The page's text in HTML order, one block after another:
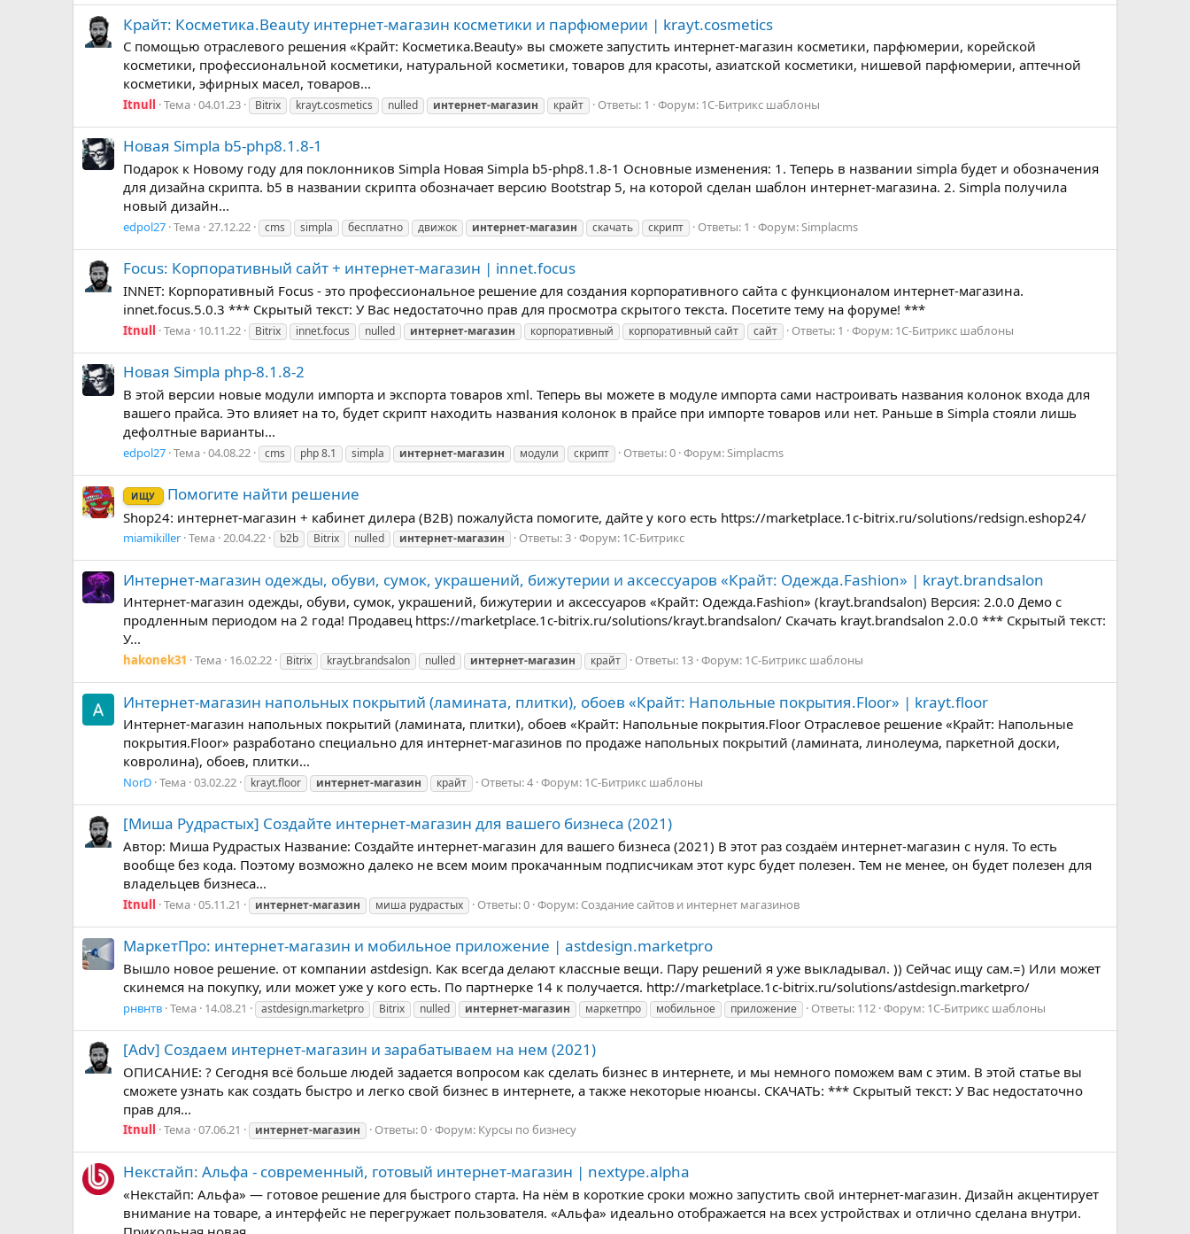
Крайт: Косметика.Beauty интернет-магазин косметики и парфюмерии | krayt.cosmetics
С помощью отраслевого решения «Крайт: Косметика.Beauty» вы сможете запустить интернет-магазин косметики, парфюмерии, корейской
косметики, профессиональной косметики, натуральной косметики, товаров для красоты, азиатской косметики, нишевой парфюмерии, аптечной
косметики, эфирных масел, товаров...
Itnull Тема 04.01.23 Bitrix krayt.cosmetics nulled интернет-магазин крайт Ответы: 1 Форум: 1С-Битрикс шаблоны
Новая Simpla b5-php8.1.8-1
Подарок к Новому году для поклонников Simpla Новая Simpla b5-php8.1.8-1 Основные изменения: 1. Теперь в названии simpla будет и обозначения
для дизайна скрипта. b5 в названии скрипта обозначает версию Bootstrap 5, на которой сделан шаблон интернет-магазина. 2. Simpla получила
новый дизайн...
edpol27 Тема 27.12.22 cms simpla бесплатно движок интернет-магазин скачать скрипт Ответы: 1 Форум:Simplacms
Focus: Корпоративный сайт + интернет-магазин | innet.focus
INNET: Корпоративный Focus - это профессиональное решение для создания корпоративного сайта с функционалом интернет-магазина.
innet.focus.5.0.3 *** Скрытый текст: У Вас недостаточно прав для просмотра скрытого текста. Посетите тему на форуме! ***
Itnull Тема 10.11.22 Bitrix innet.focus nulled интернет-магазин корпоративный корпоративный сайт сайт Ответы: 1 Форум: 1С-Битрикс шаблоны
Новая Simpla php-8.1.8-2
В этой версии новые модули импорта и экспорта товаров xml. Теперь вы можете в модуле импорта сами настроивать названия колонок входа для
вашего прайса. Это влияет на то, будет скрипт находить названия колонок в прайсе при импорте товаров или нет. Раньше в Simpla стояли лишь
дефолтные варианты...
edpol27 Тема 04.08.22 cms php 8.1 simpla интернет-магазин модули скрипт Ответы: 0 Форум: Simplacms
ИЩУ Помогите найти решение
Shop24: интернет-магазин + кабинет дилера (B2B) пожалуйста помогите, дайте у кого есть https://marketplace.1c-bitrix.ru/solutions/redsign.eshop24/
miamikiller Тема 20.04.22 b2b Bitrix nulled интернет-магазин Ответы: 3 Форум: 1С-Битрикс
Интернет-магазин одежды, обуви, сумок, украшений, бижутерии и аксессуаров «Крайт: Одежда.Fashion» | krayt.brandsalon
Интернет-магазин одежды, обуви, сумок, украшений, бижутерии и аксессуаров «Крайт: Одежда.Fashion» (krayt.brandsalon) Версия: 2.0.0 Демо с
продленным периодом на 2 года! Продавец https://marketplace.1c-bitrix.ru/solutions/krayt.brandsalon/ Скачать krayt.brandsalon 2.0.0 *** Скрытый текст:
У...
hakonek31 Тема 16.02.22 Bitrix krayt.brandsalon nulled интернет-магазин крайт Ответы: 13 Форум: 1С-Битрикс шаблоны
Интернет-магазин напольных покрытий (ламината, плитки), обоев «Крайт: Напольные покрытия.Floor» | krayt.floor
Интернет-магазин напольных покрытий (ламината, плитки), обоев «Крайт: Напольные покрытия.Floor Отраслевое решение «Крайт: Напольные
покрытия.Floor» разработано специально для интернет-магазинов по продаже напольных покрытий (ламината, линолеума, паркетной доски,
ковролина), обоев, плитки...
NorD Тема 03.02.22 krayt.floor интернет-магазин крайт Ответы: 4 Форум: 1С-Битрикс шаблоны
[Миша Рудрастых] Создайте интернет-магазин для вашего бизнеса (2021)
Автор: Миша Рудрастых Название: Создайте интернет-магазин для вашего бизнеса (2021) В этот раз создаём интернет-магазин с нуля. То есть
вообще без кода. Поэтому возможно далеко не всем моим прокачанным подписчикам этот курс будет полезен. Тем не менее, он будет полезен для
владельцев бизнеса...
Itnull Тема 05.11.21 интернет-магазин миша рудрастых Ответы: 0 Форум: Создание сайтов и интернет магазинов
МаркетПро: интернет-магазин и мобильное приложение | astdesign.marketpro
Вышло новое решение. от компании astdesign. Как всегда делают классные вещи. Пару решений я уже выкладывал. )) Сейчас ищу сам.=) Или может
скинемся на покупку, или может уже у кого есть. По партнерке 14 к получается. http://marketplace.1c-bitrix.ru/solutions/astdesign.marketpro/
рнвнтв Тема 14.08.21 astdesign.marketpro Bitrix nulled интернет-магазин маркетпро мобильное приложение Ответы: 112 Форум: 1С-Битрикс шаблоны
[Adv] Создаем интернет-магазин и зарабатываем на нем (2021)
ОПИСАНИЕ: ? Сегодня всё больше людей задается вопросом как сделать бизнес в интернете, и мы немного поможем вам с этим. В этой статье вы
сможете узнать как создать быстро и легко свой бизнес в интернете, а также некоторые нюансы. СКАЧАТЬ: *** Скрытый текст: У Вас недостаточно
прав для...
Itnull Тема 07.06.21 интернет-магазин Ответы: 0 Форум: Курсы по бизнесу
Некстайп: Альфа - современный, готовый интернет-магазин | nextype.alpha
«Некстайп: Альфа» — готовое решение для быстрого старта. На нём в короткие сроки можно запустить свой интернет-магазин. Дизайн акцентирует
внимание на товаре, а интерфейс не перегружает пользователя. «Альфа» идеально отображается на всех устройствах и отлично сделана внутри.